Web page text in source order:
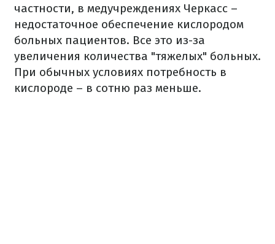
частности, в медучреждениях Черкасс –
недостаточное обеспечение кислородом
больных пациентов. Все это из-за
увеличения количества "тяжелых" больных.
При обычных условиях потребность в
кислороде – в сотню раз меньше.